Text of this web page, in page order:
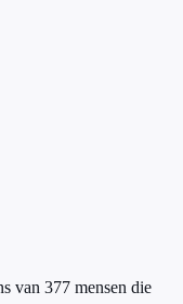
van 377 mensen die